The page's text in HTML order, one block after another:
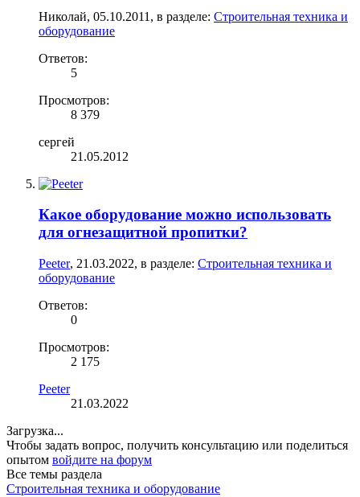
Николай, 05.10.2011 , в разделе: Строительная техника и
оборудование
Ответов:
5
Просмотров:
8 379
сергей
21.05.2012
Какое оборудование можно использовать
для огнезащитной пропитки?
Peeter, 21.03.2022, в разделе: Строительная техника и
оборудование
Ответов:
0
Просмотров:
2 175
Peeter
21.03.2022
Загрузка...
Чтобы задать вопрос, получить консультацию или поделиться
опытом войдите на форум
Все темы раздела
Строительная техника и оборудование